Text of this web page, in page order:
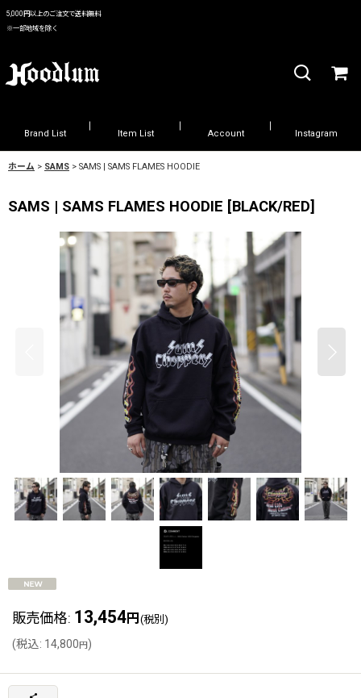
5,000円以上のご注文で送料無料
※一部地域を除く
Brand List Item List Account Instagram
ホーム > SAMS > SAMS | SAMS FLAMES HOODIE
SAMS | SAMS FLAMES HOODIE [BLACK/RED]
販売価格: 13,454円 (税別)
(税込: 14,800円)